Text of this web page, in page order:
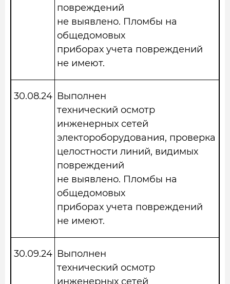
повреждений
не выявлено. Пломбы на
общедомовых
приборах учета повреждений
не имеют.
30.08.24 Выполнен
технический осмотр
инженерных сетей
электороборудования, проверка
целостности линий, видимых
повреждений
не выявлено. Пломбы на
общедомовых
приборах учета повреждений
не имеют.
30.09.24 Выполнен
технический осмотр
инженерных сетей